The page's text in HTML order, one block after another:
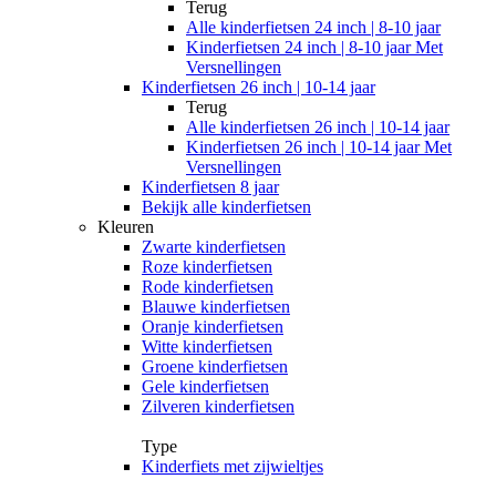
Terug
Alle kinderfietsen 24 inch | 8-10 jaar
Kinderfietsen 24 inch | 8-10 jaar Met
Versnellingen
Kinderfietsen 26 inch | 10-14 jaar
Terug
Alle kinderfietsen 26 inch | 10-14 jaar
Kinderfietsen 26 inch | 10-14 jaar Met
Versnellingen
Kinderfietsen 8 jaar
Bekijk alle kinderfietsen
Kleuren
Zwarte kinderfietsen
Roze kinderfietsen
Rode kinderfietsen
Blauwe kinderfietsen
Oranje kinderfietsen
Witte kinderfietsen
Groene kinderfietsen
Gele kinderfietsen
Zilveren kinderfietsen
Type
Kinderfiets met zijwieltjes